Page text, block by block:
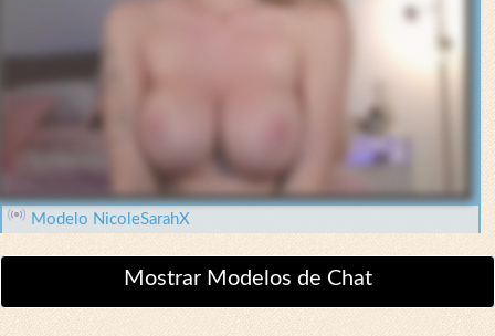
Modelo NicoleSarahX
Mostrar Modelos de Chat